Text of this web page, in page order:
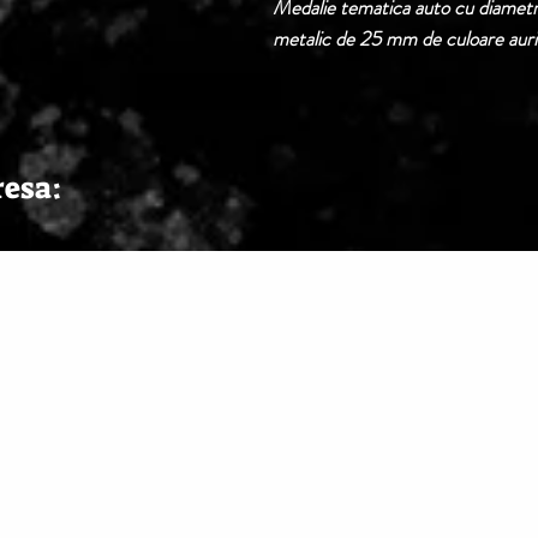
Medalie tematica auto cu
metalic de 25 mm de culoare